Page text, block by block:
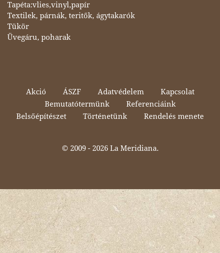
Tapéta:vlies,vinyl,papír
Textilek, párnák, teritők, ágytakarók
Tükör
Üvegáru, poharak
Akció ÁSZF Adatvédelem
Kapcsolat
Bemutatótermünk
Referenciáink
Belsőépítészet
Történetünk Rendelés menete
© 2009 - 2026 La Meridiana.